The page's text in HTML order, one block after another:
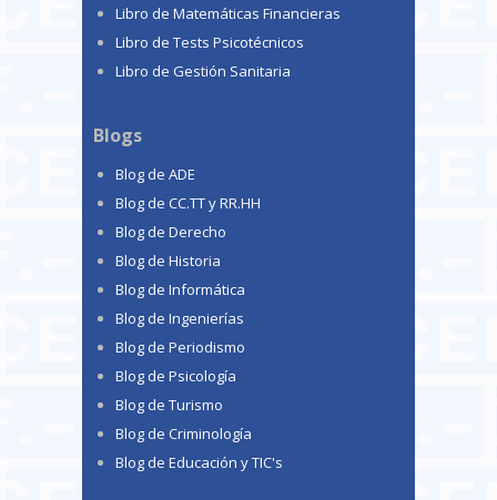
Libro de Matemáticas Financieras
Libro de Tests Psicotécnicos
Libro de Gestión Sanitaria
Blogs
Blog de ADE
Blog de CC.TT y RR.HH
Blog de Derecho
Blog de Historia
Blog de Informática
Blog de Ingenierías
Blog de Periodismo
Blog de Psicología
Blog de Turismo
Blog de Criminología
Blog de Educación y TIC's